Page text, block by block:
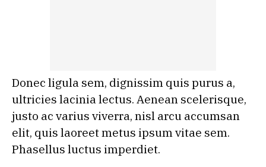
Donec ligula sem, dignissim quis purus a,
ultricies lacinia lectus. Aenean scelerisque,
justo ac varius viverra, nisl arcu accumsan
elit, quis laoreet metus ipsum vitae sem.
Phasellus luctus imperdiet.